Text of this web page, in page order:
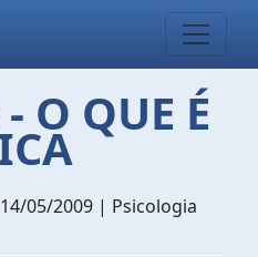
O QUE É
05/2009 | Psicologia